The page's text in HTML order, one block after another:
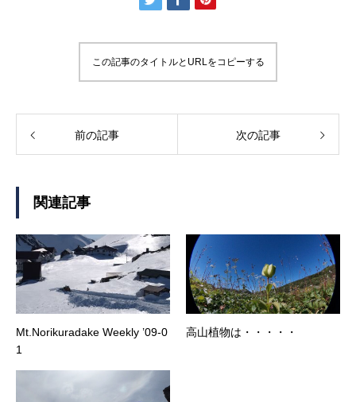
この記事のタイトルとURLをコピーする
前の記事 次の記事
関連記事
Mt.Norikuradake Weekly ’09-0
1
高山植物は・・・・・